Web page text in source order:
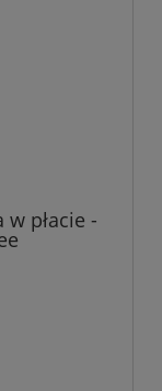
płacie -